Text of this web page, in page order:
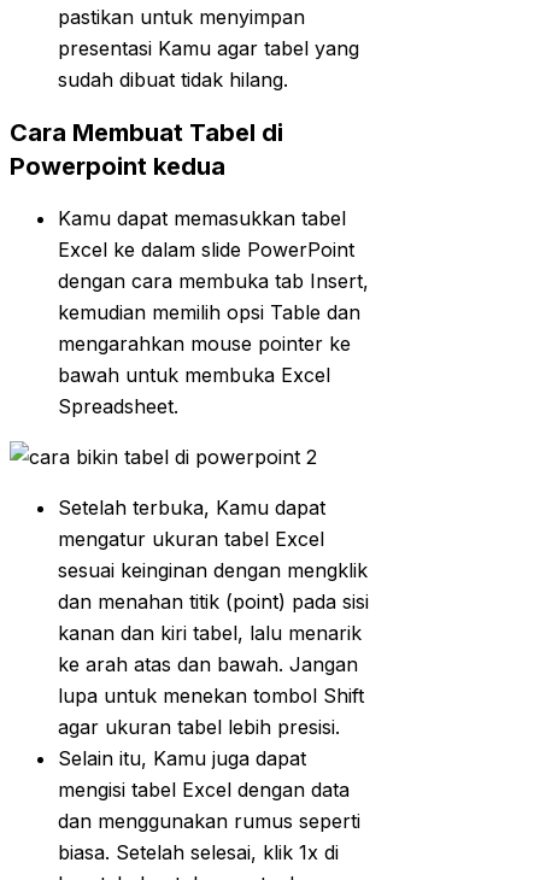
pastikan untuk menyimpan
presentasi Kamu agar tabel yang
sudah dibuat tidak hilang.
Cara Membuat Tabel di
Powerpoint kedua
Kamu dapat memasukkan tabel
Excel ke dalam slide PowerPoint
dengan cara membuka tab Insert,
kemudian memilih opsi Table dan
mengarahkan mouse pointer ke
bawah untuk membuka Excel
Spreadsheet.
Setelah terbuka, Kamu dapat
mengatur ukuran tabel Excel
sesuai keinginan dengan mengklik
dan menahan titik (point) pada sisi
kanan dan kiri tabel, lalu menarik
ke arah atas dan bawah. Jangan
lupa untuk menekan tombol Shift
agar ukuran tabel lebih presisi.
Selain itu, Kamu juga dapat
mengisi tabel Excel dengan data
dan menggunakan rumus seperti
biasa. Setelah selesai, klik 1x di